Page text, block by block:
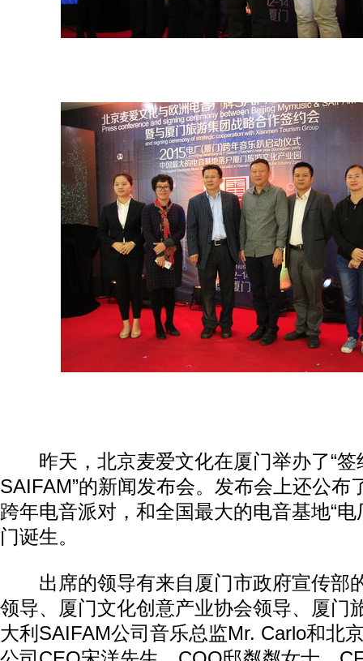
昨天，北京麦爱文化在厦门举办了“签
SAIFAM”的新闻发布会。发布会上还公布
跨年电音派对，和全国最大的电音基地“电
门诞生。
出席的领导有来自厦门市政府宣传部
领导、厦门文化创意产业协会领导、厦门
大利SAIFAM公司音乐总监Mr. Carlo和北